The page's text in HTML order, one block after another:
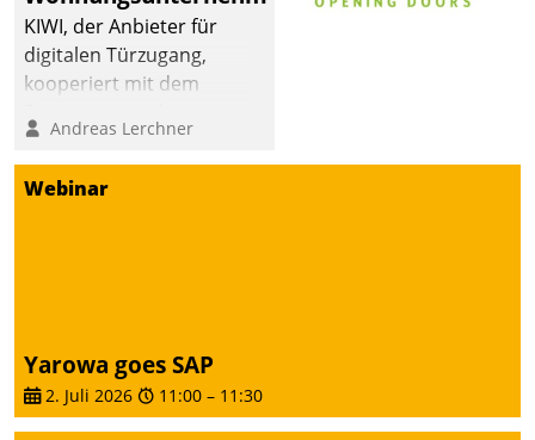
KIWI, der Anbieter für
digitalen Türzugang,
kooperiert mit dem
Softwareentwicklungshaus
Datatrain.
Andreas Lerchner
Webinar
Yarowa goes SAP
2. Juli 2026 11:00 – 11:30